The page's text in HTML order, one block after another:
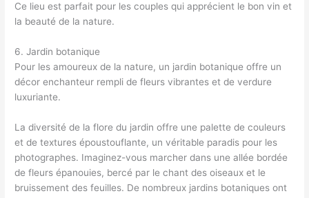
Ce lieu est parfait pour les couples qui apprécient le bon vin et
la beauté de la nature.
6. Jardin botanique
Pour les amoureux de la nature, un jardin botanique offre un
décor enchanteur rempli de fleurs vibrantes et de verdure
luxuriante.
La diversité de la flore du jardin offre une palette de couleurs
et de textures époustouflante, un véritable paradis pour les
photographes. Imaginez-vous marcher dans une allée bordée
de fleurs épanouies, bercé par le chant des oiseaux et le
bruissement des feuilles. De nombreux jardins botaniques ont